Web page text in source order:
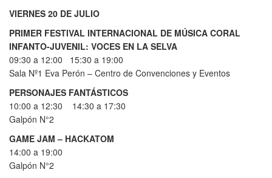
VIERNES 20 DE JULIO
PRIMER FESTIVAL INTERNACIONAL DE MÚSICA CORAL
INFANTO-JUVENIL: VOCES EN LA SELVA
09:30 a 12:00 15:30 a 19:00
Sala Nº1 Eva Perón – Centro de Convenciones y Eventos
PERSONAJES FANTÁSTICOS
10:00 a 12:30 14:30 a 17:30
Galpón N°2
GAME JAM – HACKATOM
14:00 a 19:00
Galpón N°2